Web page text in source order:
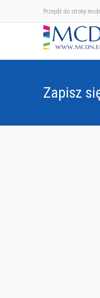
Przejdź do strony
Zapisz